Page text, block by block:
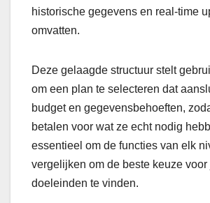
historische gegevens en real-time
omvatten.
Deze gelaagde structuur stelt
om een plan te selecteren dat
budget en gegevensbehoeften,
betalen voor wat ze echt nodig
essentieel om de functies van elk
vergelijken om de beste keuze voor
doeleinden te vinden.